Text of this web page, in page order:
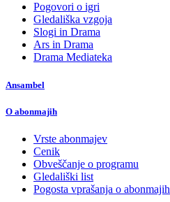
Pogovori o igri
Gledališka vzgoja
Slogi in Drama
Ars in Drama
Drama Mediateka
Ansambel
O abonmajih
Vrste abonmajev
Cenik
Obveščanje o programu
Gledališki list
Pogosta vprašanja o abonmajih